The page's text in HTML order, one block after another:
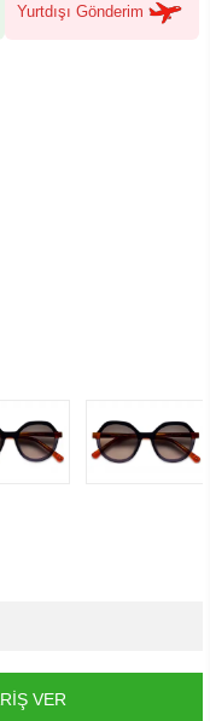
Yurtdışı Gönderim
VER